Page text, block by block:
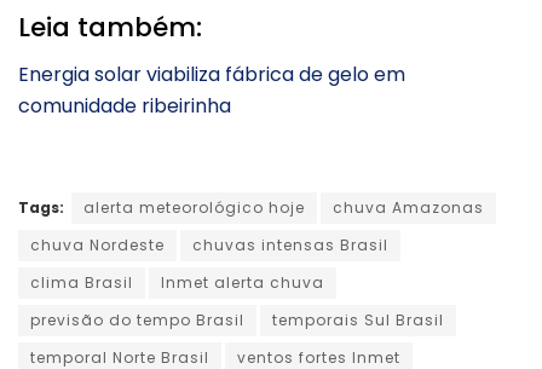
Leia também:
Energia solar viabiliza fábrica de gelo em
comunidade ribeirinha
Tags: alerta meteorológico hoje
chuva Amazonas
chuva Nordeste
chuvas intensas Brasil
clima Brasil
Inmet alerta chuva
previsão do tempo Brasil
temporais Sul Brasil
temporal Norte Brasil
ventos fortes Inmet